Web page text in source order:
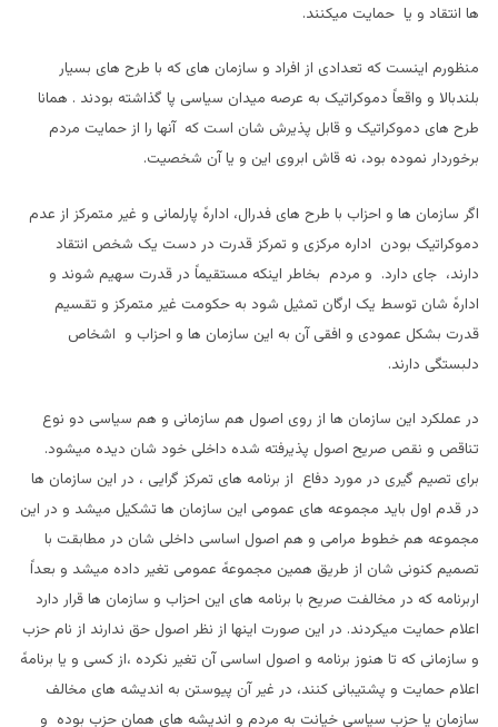
ها انتقاد و یا حمایت میکنند.
منظورم اینست که تعدادی از افراد و سازمان های که با طرح های بسیار
بلندبالا و واقعاً دموکراتیک به عرصه میدان سیاسی پا گذاشته بودند . همانا
طرح های دموکراتیک و قابل پذیرش شان است که آنها را از حمایت مردم
برخوردار نموده بود، نه قاش ابروی این و یا آن شخصیت.
اگر سازمان ها و احزاب با طرح های فدرال، ادارهً پارلمانی و غیر متمرکز از عدم
دموکراتیک بودن اداره مرکزی و تمرکز قدرت در دست یک شخص انتقاد
دارند، جای دارد. و مردم بخاطر اینکه مستقیماً در قدرت سهیم شوند و
ادارهً شان توسط یک ارگان تمثیل شود به حکومت غیر متمرکز و تقسیم
قدرت بشکل عمودی و افقی آن به این سازمان ها و احزاب و اشخاص
دلبستگی دارند.
در عملکرد این سازمان ها از روی اصول هم سازمانی و هم سیاسی دو نوع
تناقص و نقص صریح اصول پذیرفته شده داخلی خود شان دیده میشود.
برای تصیم گیری در مورد دفاع از برنامه های تمرکز گرایی ، در این سازمان ها
در قدم اول باید مجموعه های عمومی این سازمان ها تشکیل میشد و در این
مجموعه هم خطوط مرامی و هم اصول اساسی داخلی شان در مطابقت با
تصمیم کنونی شان از طریق همین مجموعهً عمومی تغیر داده میشد و بعداً
اربرنامه که در مخالفت صریح با برنامه های این احزاب و سازمان ها قرار دارد
اعلام حمایت میکردند. در این صورت اینها از نظر اصول حق ندارند از نام حزب
و سازمانی که تا هنوز برنامه و اصول اساسی آن تغیر نکرده ،از کسی و یا برنامهً
اعلام حمایت و پشتیبانی کنند، در غیر آن پیوستن به اندیشه های مخالف
سازمان یا حزب سیاسی خیانت به مردم و اندیشه های همان حزب بوده و